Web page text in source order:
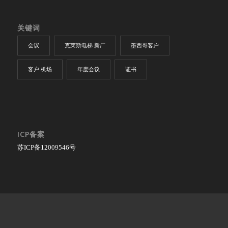
关键词
会议 克莱斯电梯 新厂 墨西哥客户
客户 机场 年度会议 证书
ICP备案
苏ICP备12009546号